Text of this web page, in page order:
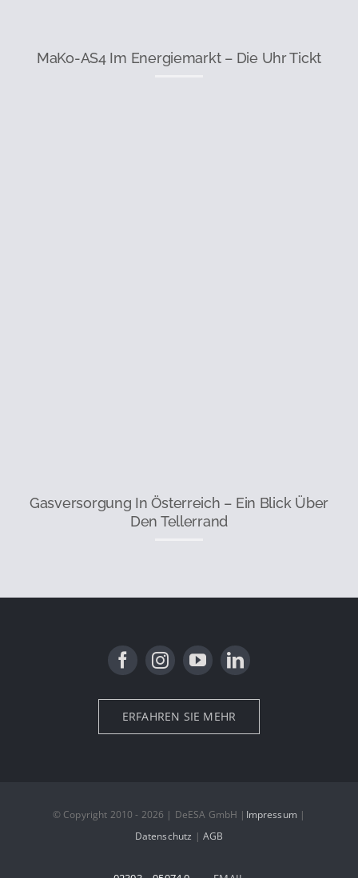
MaKo-AS4 Im Energiemarkt – Die Uhr Tickt
Gasversorgung In Österreich – Ein Blick Über
Den Tellerrand
ERFAHREN SIE MEHR
© Copyright 2010 - 2026 | DeESA GmbH | Impressum |
Datenschutz | AGB